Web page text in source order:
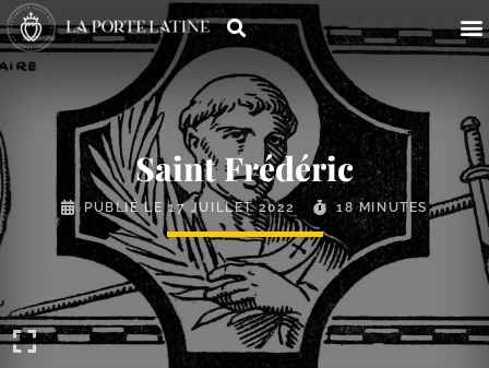
Saint Frédéric
PUBLIÉ LE17 JUILLET 2022 18 MINUTES